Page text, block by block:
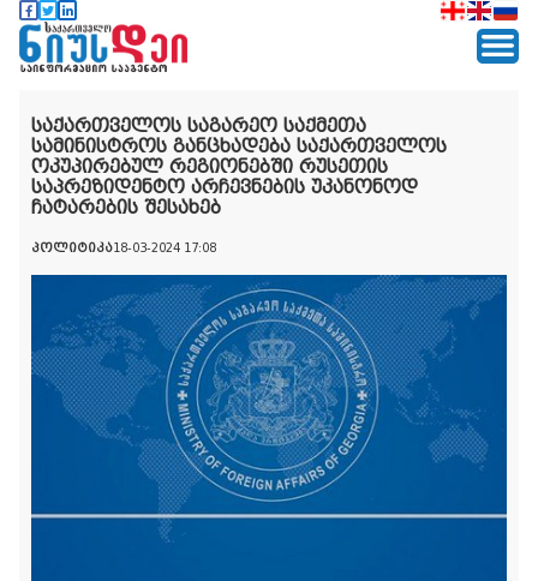
საქართველოს საგარეო საქმეთა
სამინისტროს განცხადება საქართველოს
ოკუპირებულ რეგიონებში რუსეთის
საპრეზიდენტო არჩევნების უკანონოდ
ჩატარების შესახებ
პოლიტიკა18-03-2024 17:08